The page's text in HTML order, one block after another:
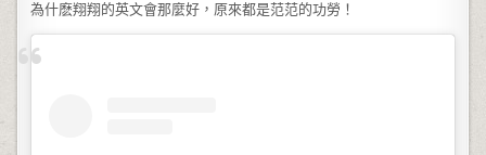
為什麽翔翔的英文會那麼好，原來都是范范的功勞！